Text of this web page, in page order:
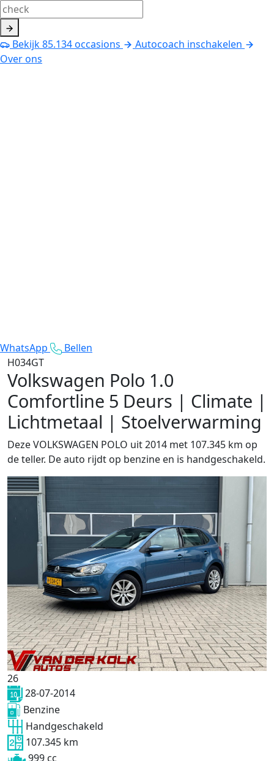
Bekijk85.134occasions
Autocoach inschakelen
Over ons
WhatsApp
Bellen
H034GT
Volkswagen Polo 1.0
Comfortline 5 Deurs | Climate |
Lichtmetaal | Stoelverwarming
Deze VOLKSWAGEN POLO uit 2014 met 107.345 km op
de teller. De auto rijdt op benzine en is handgeschakeld.
26
28-07-2014
Benzine
Handgeschakeld
107.345 km
999 cc